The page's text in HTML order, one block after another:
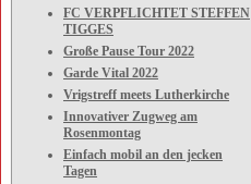
FC VERPFLICHTET STEFFEN
TIGGES
Große Pause Tour 2022
Garde Vital 2022
Vrigstreff meets Lutherkirche
Innovativer Zugweg am
Rosenmontag
Einfach mobil an den jecken
Tagen